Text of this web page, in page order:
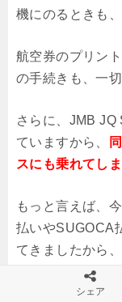
機にのるときも
航空券のプリン
の手続きも、一
さらに、JMB
ていますから、
スにも乗れてし
もっと言えば、
払いやSUGOCA
てきましたから、
シェア